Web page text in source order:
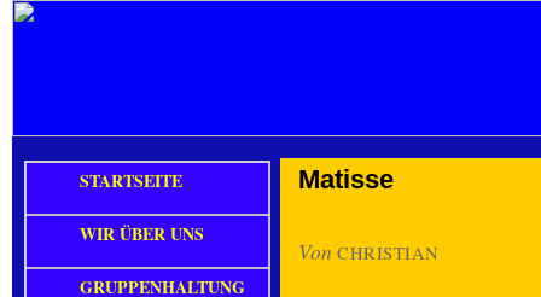
Matisse
Von CHRISTIAN
STARTSEITE
WIR ÜBER UNS
GRUPPENHALTUNG